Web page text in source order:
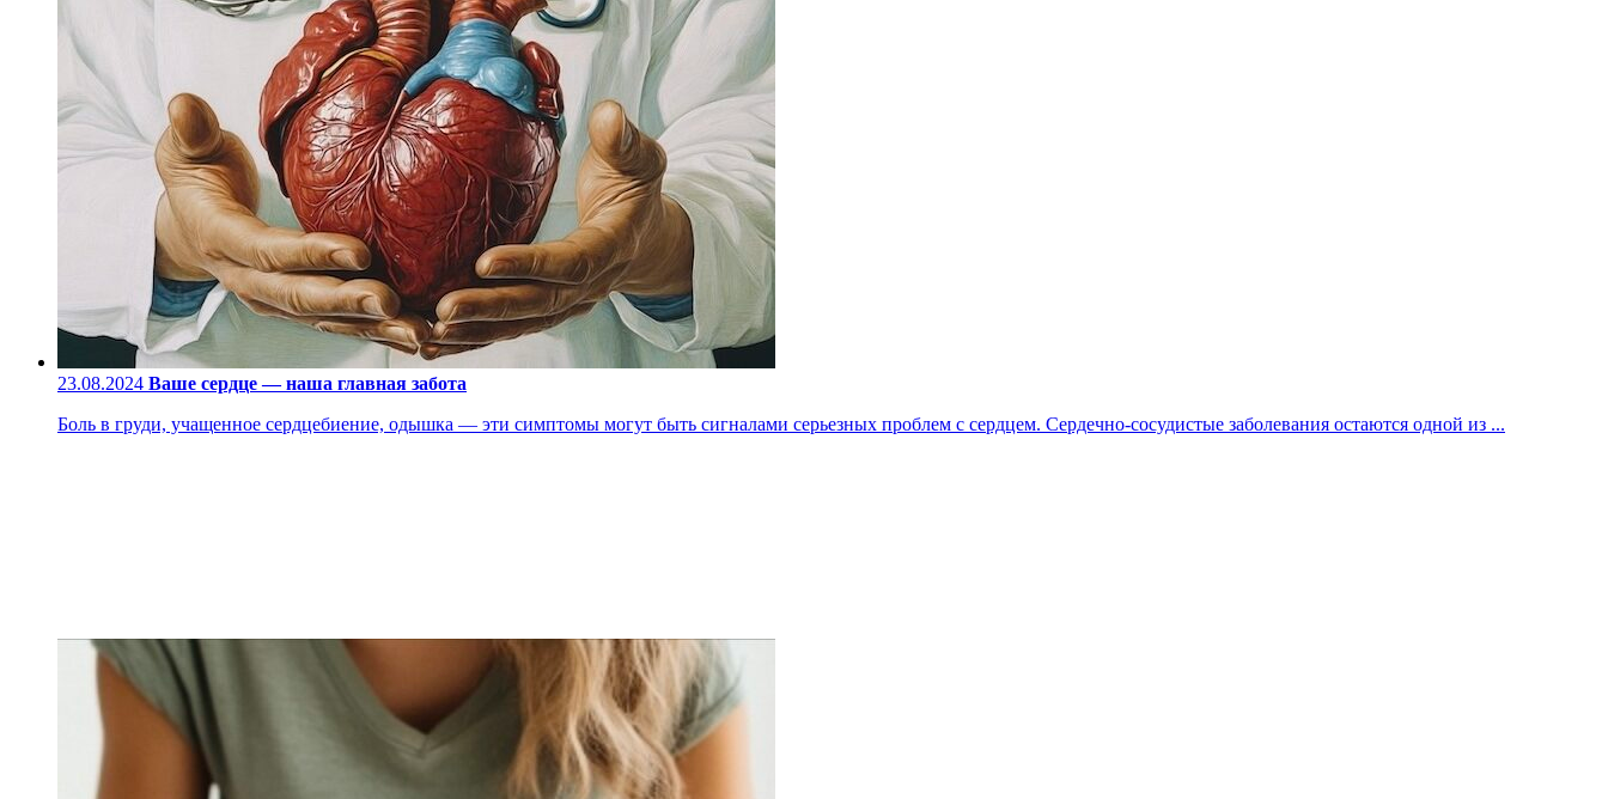
23.08.2024 Ваше сердце — наша главная забота
Боль в груди, учащенное сердцебиение, одышка — эти симптомы могут быть сигналами серьезных проблем с сердцем. Сердечно-сосудистые заболевания остаются одной из ...